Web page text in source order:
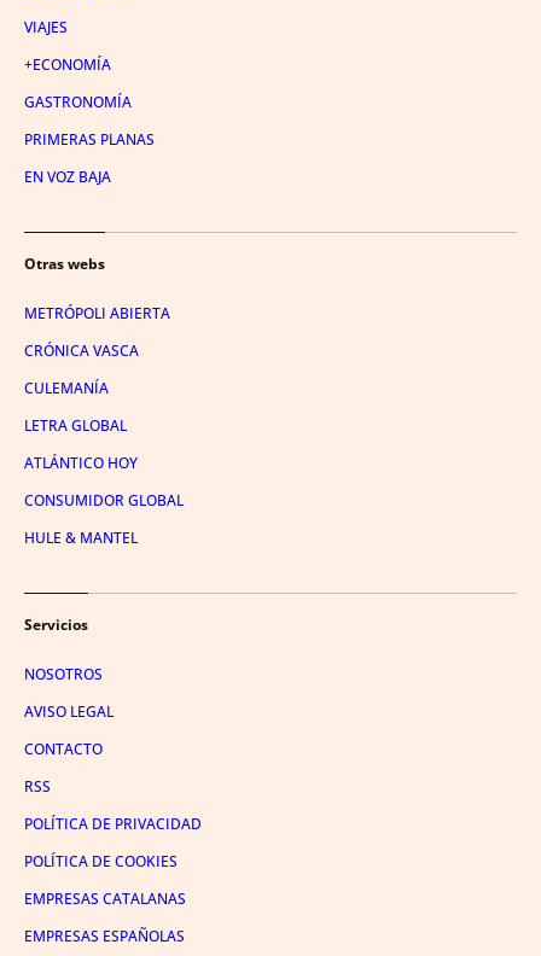
VIAJES
+ECONOMÍA
GASTRONOMÍA
PRIMERAS PLANAS
EN VOZ BAJA
Otras webs
METRÓPOLI ABIERTA
CRÓNICA VASCA
CULEMANÍA
LETRA GLOBAL
ATLÁNTICO HOY
CONSUMIDOR GLOBAL
HULE & MANTEL
Servicios
NOSOTROS
AVISO LEGAL
CONTACTO
RSS
POLÍTICA DE PRIVACIDAD
POLÍTICA DE COOKIES
EMPRESAS CATALANAS
EMPRESAS ESPAÑOLAS